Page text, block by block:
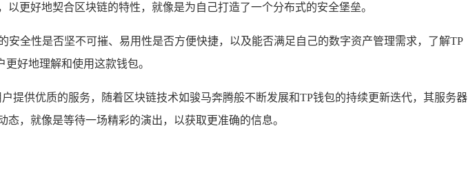
更好地契合区块链的特性，就像是为自己打造了一个分布式的安全堡垒。
全性是否坚不可摧、易用性是否方便快捷，以及能否满足自己的数字资产管理需求，了解TP
好地理解和使用这款钱包。
提供优质的服务，随着区块链技术如骏马奔腾般不断发展和TP钱包的持续更新迭代，其服务器
，就像是等待一场精彩的演出，以获取更准确的信息。